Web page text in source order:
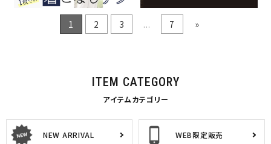
1 2 3 ... 7 »
ITEM CATEGORY
アイテムカテゴリー
NEW ARRIVAL WEB限定販売